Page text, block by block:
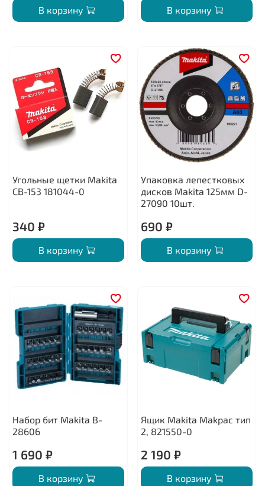
В корзину В корзину
Угольные щетки Makita
CB-153 181044-0
340 ₽
В корзину
Упаковка лепестковых
дисков Makita 125мм D-
27090 10шт.
690 ₽
В корзину
Набор бит Makita B-
28606
1 690 ₽
В корзину
Ящик Makita Makpac тип
2, 821550-0
2 190 ₽
В корзину